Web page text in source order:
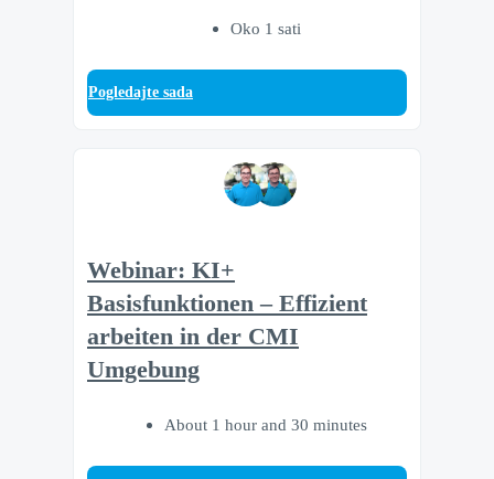
Oko 1 sati
Pogledajte sada
Webinar: KI+
Basisfunktionen – Effizient
arbeiten in der CMI
Umgebung
About 1 hour and 30 minutes